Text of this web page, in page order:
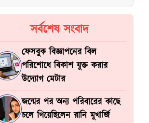
সর্বশেষ সংবাদ
ফেসবুক বিজ্ঞাপনের বিল
পরিশোধে বিকাশ যুক্ত করার
উদ্যোগ মেটার
জন্মের পর অন্য পরিবারের কাছে
চলে গিয়েছিলেন রানি মুখার্জি